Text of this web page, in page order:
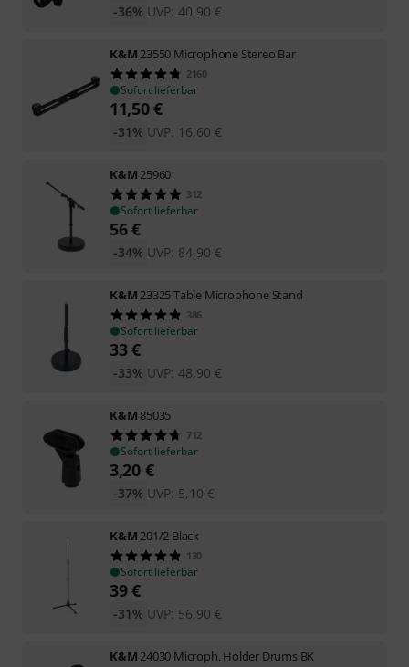
UVP: 40,90 €
-36%
K&M 23550 Microphone Stereo Bar
2160
Sofort lieferbar
11,50€
UVP: 16,60 €
-31%
K&M 25960
312
Sofort lieferbar
56€
UVP: 84,90 €
-34%
K&M 23325 Table Microphone Stand
386
Sofort lieferbar
33€
UVP: 48,90 €
-33%
K&M 85035
712
Sofort lieferbar
3,20 €
UVP: 5,10 €
-37%
K&M 201/2 Black
130
Sofort lieferbar
39€
UVP: 56,90 €
-31%
K&M 24030 Microph. Holder Drums BK